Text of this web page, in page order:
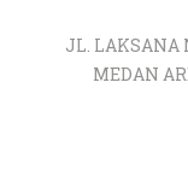
JL. LAKSANA
MEDAN